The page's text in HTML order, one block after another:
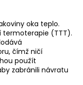
oka teplo.
termoterapie (TTT).
čímž ničí
použít
zabránili návratu